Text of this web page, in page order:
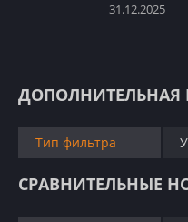
31.12.2025
Тип фильтра
СРАВНИТЕЛЬНЫЕ